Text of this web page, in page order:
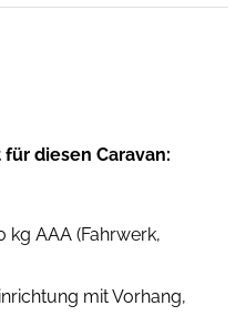
diesen Caravan:
kg AAA (Fahrwerk,
mit Vorhang,